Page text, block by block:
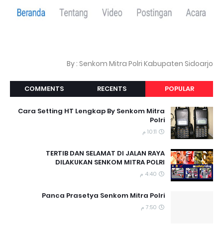
By : Senkom Mitra Polri Kabupaten Sidoarjo
POPULAR
RECENTS
COMMENTS
Cara Setting HT Lengkap By Senkom Mitra
Polri
10:11 م
TERTIB DAN SELAMAT DI JALAN RAYA
DILAKUKAN SENKOM MITRA POLRI
4:40 م
Panca Prasetya Senkom Mitra Polri
7:50 م